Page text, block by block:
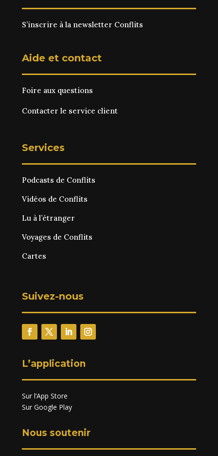
S’inscrire à la newsletter Conflits
Aide et contact
Foire aux questions
Contacter le service client
Services
Podcasts de Conflits
Vidéos de Conflits
Lu à l’étranger
Voyages de Conflits
Cartes
Suivez-nous
L’application
Sur l’App Store
Sur Google Play
Nous soutenir